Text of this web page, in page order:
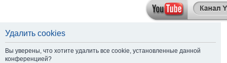
Удалить cookies
Вы уверены, что хотите удалить все cookie, установленные данной
конференцией?